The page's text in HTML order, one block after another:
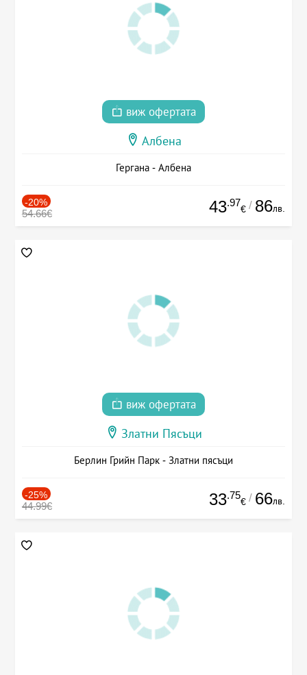
виж офертата
Албена
Гергана - Албена
-20%
54.66€ 43.97
€ / 86лв.
виж офертата
Златни Пясъци
Берлин Грийн Парк - Златни пясъци
-25%
44.99€ 33.75
€ / 66лв.